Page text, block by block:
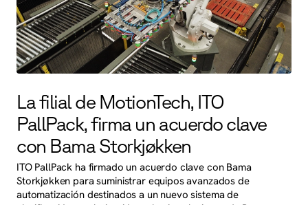
La filial de MotionTech, ITO
PallPack, firma un acuerdo clave
con Bama Storkjøkken
ITO PallPack ha firmado un acuerdo clave con Bama
Storkjøkken para suministrar equipos avanzados de
automatización destinados a un nuevo sistema de